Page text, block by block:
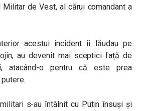
de Vest, al cărui comandant a
acestui incident îi lăudau pe
au devenit mai sceptici față de
atacând-o pentru că este prea
s-au întâlnit cu Putin însuși și